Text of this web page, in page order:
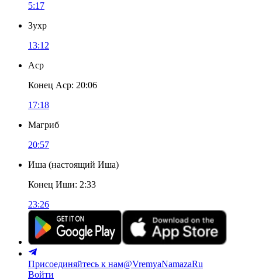
5:17
Зухр
13:12
Аср
Конец Аср: 20:06
17:18
Магриб
20:57
Иша (настоящий Иша)
Конец Иши: 2:33
23:26
Присоединяйтесь к нам@VremyaNamazaRu
Войти